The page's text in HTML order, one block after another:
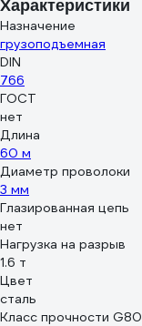
Характеристики
Назначение
грузоподъемная
DIN
766
ГОСТ
нет
Длина
60 м
Диаметр проволоки
3 мм
Глазированная цепь
нет
Нагрузка на разрыв
1.6 т
Цвет
сталь
Класс прочности G80